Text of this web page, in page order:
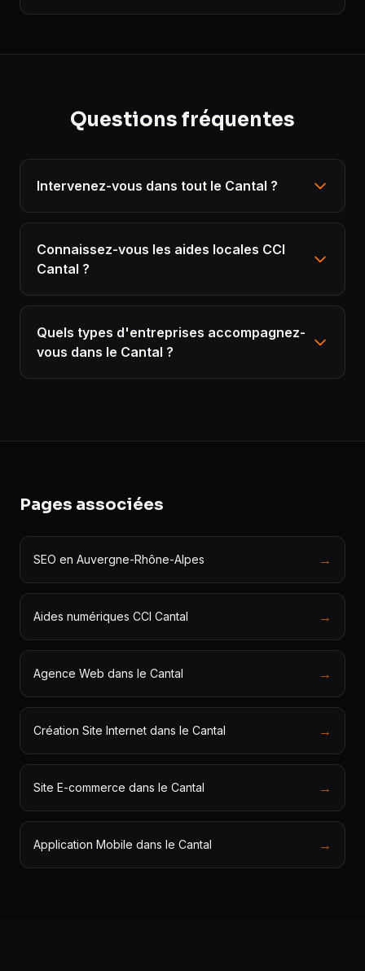
Questions fréquentes
Intervenez-vous dans tout le Cantal ?
Connaissez-vous les aides locales CCI
Cantal ?
Quels types d'entreprises accompagnez-
vous dans le Cantal ?
Pages associées
SEO en Auvergne-Rhône-Alpes →
Aides numériques CCI Cantal →
Agence Web dans le Cantal →
Création Site Internet dans le Cantal →
Site E-commerce dans le Cantal →
Application Mobile dans le Cantal →